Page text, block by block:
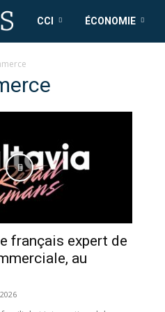
CCICCI ÉCONOMIE
français expert de
au